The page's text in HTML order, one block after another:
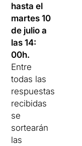
hasta el
martes 10
de julio a
las 14:
00h.
Entre
todas las
respuestas
recibidas
se
sortearán
las